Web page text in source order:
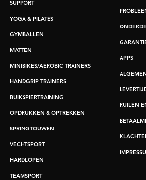
SUPPORT
YOGA & PILATES
GYMBALLEN
MATTEN
MINIBIKES/AEROBIC TRAINERS
HANDGRIP TRAINERS
BUIKSPIERTRAINING
OPDRUKKEN & OPTREKKEN
SPRINGTOUWEN
VECHTSPORT
HARDLOPEN
TEAMSPORT
APPS
RUILEN